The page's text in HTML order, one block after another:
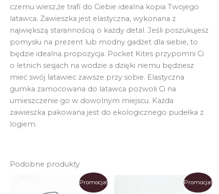
czemu wiesz,że trafi do Ciebie idealna kopia Twojego
latawca. Zawieszka jest elastyczna, wykonana z
największą starannością o każdy detal. Jeśli poszukujesz
pomysłu na prezent lub modny gadżet dla siebie, to
będzie idealna propozycja. Pocket Kites przypomni Ci
o letnich sesjach na wodzie a dzięki niemu będziesz
mieć swój latawiec zawsze przy sobie. Elastyczna
gumka zamocowana do latawca pozwoli Ci na
umieszczenie go w dowolnym miejscu. Każda
zawieszka pakowana jest do ekologicznego pudełka z
logiem.
Podobne produkty
Promocja! Promocja!